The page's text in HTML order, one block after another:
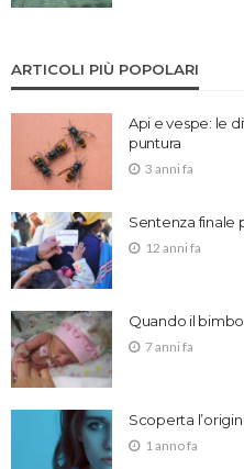
ARTICOLI PIÙ POPOLARI
Api e vespe: le
puntura
3 anni fa
Sentenza finale
12 anni fa
Quando il
7 anni fa
Scoperta
1 anno fa